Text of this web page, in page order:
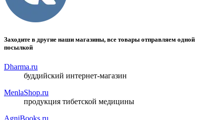
Заходите в другие наши магазины, все товары отправляем одной
посылкой
Dharma.ru
буддийский интернет-магазин
MenlaShop.ru
продукция тибетской медицины
AgniBooks.ru